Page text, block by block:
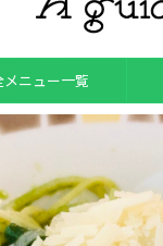
メニュー一覧